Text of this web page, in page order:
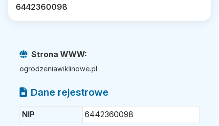
6442360098
Strona WWW:
ogrodzeniawiklinowe.pl
Dane rejestrowe
NIP 6442360098